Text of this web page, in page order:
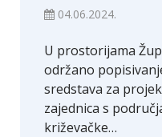
04.06.2024.
U prostorijama
održano
sredstava za
zajednica s
križevačke…